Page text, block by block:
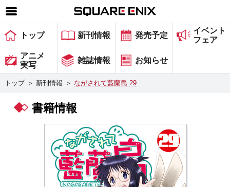
SQUARE ENIX 公式サイトメニュー
ゲーム
マガジン＆ブックス
グッズ
トップ 新刊情報 発売予定
イベント
フェア
アニメ
実写
雑誌情報 お知らせ
トップ ＞ 新刊情報 ＞ ながされて藍蘭島 29
書籍情報